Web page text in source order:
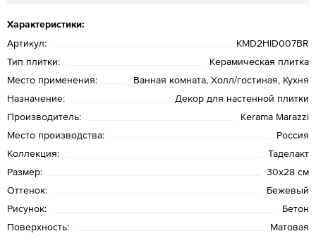
Характеристики:
Артикул:
KMD2HID007BR
Тип плитки:
Керамическая плитка
Место применения:
Ванная комната, Холл/гостиная, Кухня
Назначение:
Декор для настенной плитки
Производитель:
Kerama Marazzi
Место производства:
Россия
Коллекция:
Таделакт
Размер:
30x28 см
Оттенок:
Бежевый
Рисунок:
Бетон
Поверхность:
Матовая